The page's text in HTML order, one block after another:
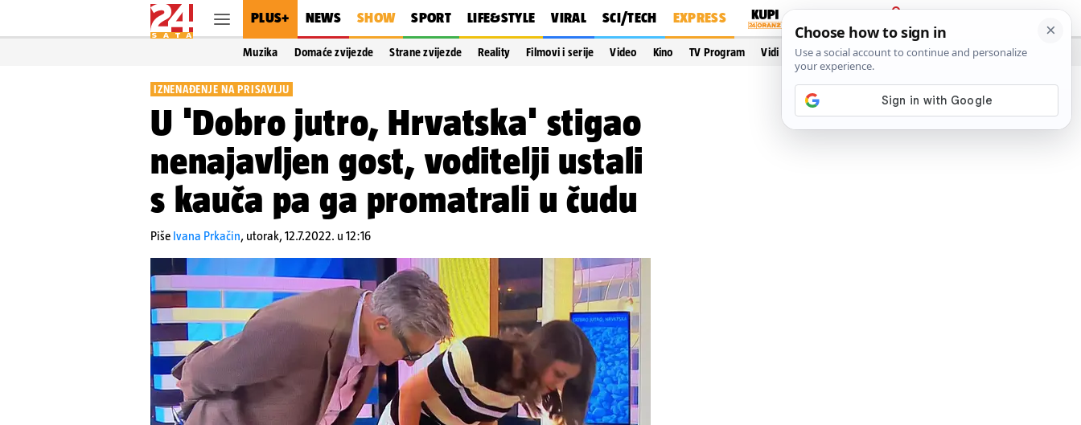
PLUS+ NEWS SHOW SPORT LIFE&STYLE VIRAL SCI/TECH EXPRESS
PRIJAVA
Muzika Domaće zvijezde Strane zvijezde Reality Filmovi i serije Video Kino TV Program Vidi još…
IZNENAĐENJE NA PRISAVLJU
U 'Dobro jutro, Hrvatska' stigao
nenajavljen gost, voditelji ustali
s kauča pa ga promatrali u čudu
Piše Ivana Prkačin, utorak, 12.7.2022. u 12:16